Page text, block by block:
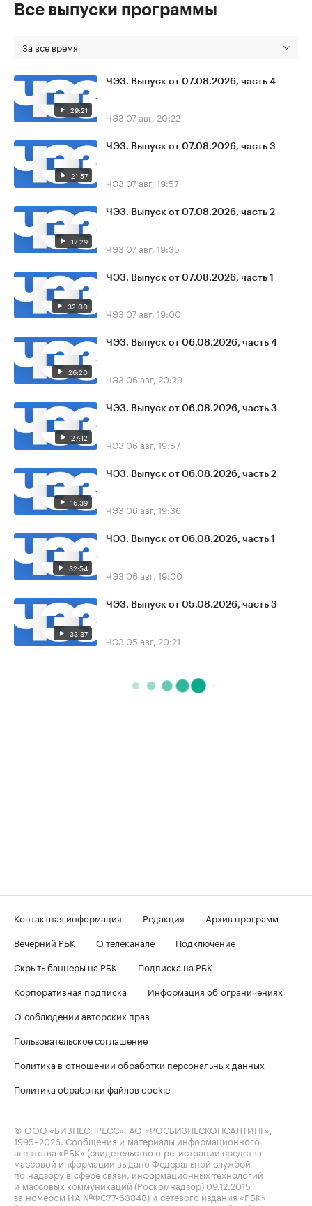
Все выпуски программы
За все время
29:21
ЧЭЗ. Выпуск от 07.08.2026, часть 4
ЧЭЗ 07 авг, 20:22
21:57
ЧЭЗ. Выпуск от 07.08.2026, часть 3
ЧЭЗ 07 авг, 19:57
17:29
ЧЭЗ. Выпуск от 07.08.2026, часть 2
ЧЭЗ 07 авг, 19:35
32:00
ЧЭЗ. Выпуск от 07.08.2026, часть 1
ЧЭЗ 07 авг, 19:00
26:20
ЧЭЗ. Выпуск от 06.08.2026, часть 4
ЧЭЗ 06 авг, 20:29
27:12
ЧЭЗ. Выпуск от 06.08.2026, часть 3
ЧЭЗ 06 авг, 19:57
16:39
ЧЭЗ. Выпуск от 06.08.2026, часть 2
ЧЭЗ 06 авг, 19:36
32:54
ЧЭЗ. Выпуск от 06.08.2026, часть 1
ЧЭЗ 06 авг, 19:00
33:37
ЧЭЗ. Выпуск от 05.08.2026, часть 3
ЧЭЗ 05 авг, 20:21
Контактная информация Редакция
Архив программ
Вечерний РБК
О телеканале
Подключение
Скрыть баннеры на РБК
Подписка на РБК
Корпоративная подписка
Информация об ограничениях
О соблюдении авторских прав
Пользовательское соглашение
Политика в отношении обработки персональных данных
Политика обработки файлов cookie
© ООО «БИЗНЕСПРЕСС», АО «РОСБИЗНЕСКОНСАЛТИНГ»,
1995–2026 . Сообщения и материалы информационного
агентства «РБК» (свидетельство о регистрации средства
массовой информации выдано Федеральной службой
по надзору в сфере связи, информационных технологий
и массовых коммуникаций (Роскомнадзор) 09.12.2015
за номером ИА №ФС77-63848) и сетевого издания «РБК»